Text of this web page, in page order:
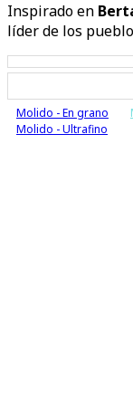
Inspirado en
líder de los
Molido - En grano
Molido - Ultrafino